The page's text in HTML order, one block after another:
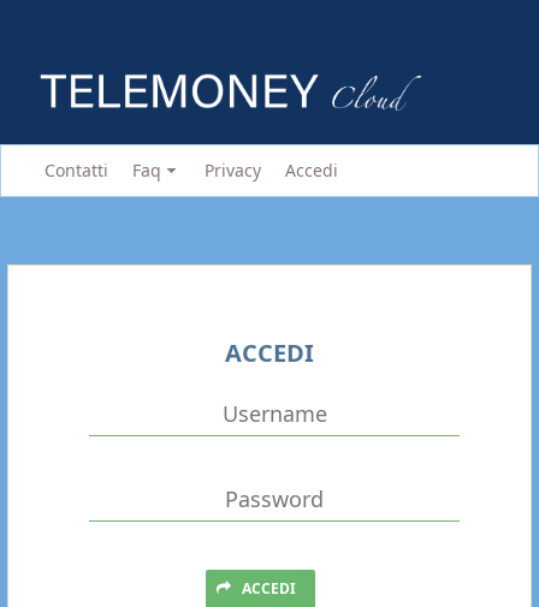
Contatti Faq Privacy Accedi
ACCEDI
ACCEDI